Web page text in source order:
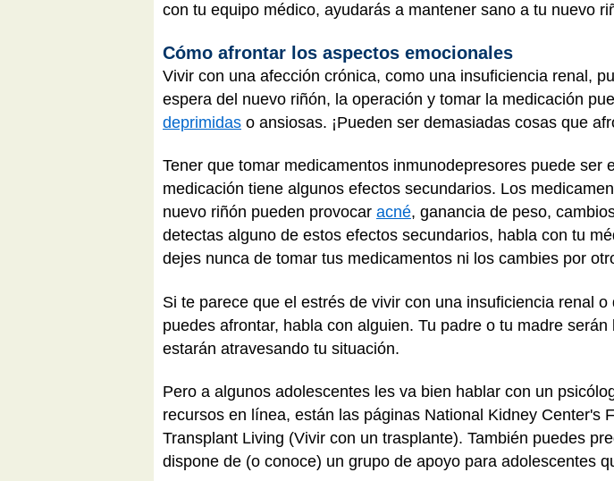
con tu equipo médico, ayudarás a mantener sano a tu nuevo
Cómo afrontar los aspectos emocionales
Vivir con una afección crónica, como una insuficiencia renal,
espera del nuevo riñón, la operación y tomar la medicación
deprimidas o ansiosas. ¡Pueden ser demasiadas cosas que
Tener que tomar medicamentos inmunodepresores puede
medicación tiene algunos efectos secundarios. Los
nuevo riñón pueden provocar acné, ganancia de peso,
detectas alguno de estos efectos secundarios, habla con tu
dejes nunca de tomar tus medicamentos ni los cambies por
Si te parece que el estrés de vivir con una insuficiencia renal
puedes afrontar, habla con alguien. Tu padre o tu madre
estarán atravesando tu situación.
Pero a algunos adolescentes les va bien hablar con un
recursos en línea, están las páginas National Kidney Center's
Transplant Living (Vivir con un trasplante). También puedes
dispone de (o conoce) un grupo de apoyo para adolescentes